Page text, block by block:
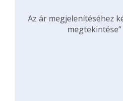
Az ár megjelenítéséhez